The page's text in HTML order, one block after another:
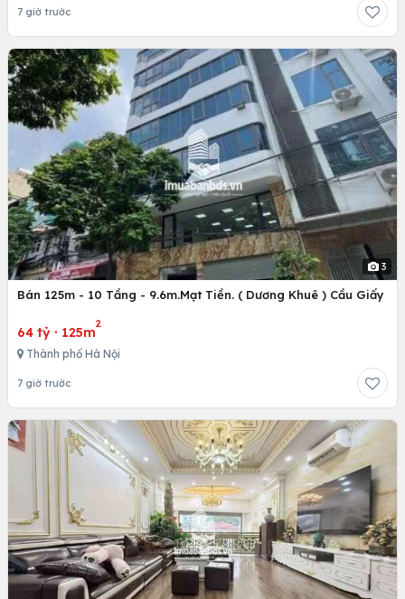
7 giờ trước
3
Bán 125m - 10 Tầng - 9.6m.Mạt Tiền. ( Dương Khuê ) Cầu Giấy
64 tỷ · 125m
2
Thành phố Hà Nội
7 giờ trước